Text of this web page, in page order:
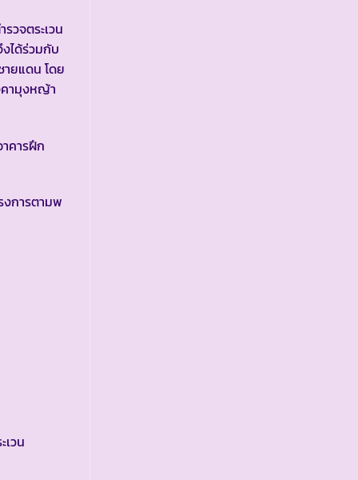
วจตระเวน
ได้ร่วมกับ
ยแดน โดย
คามุงหญ้า
คารฝึก
งการตามพ
วน